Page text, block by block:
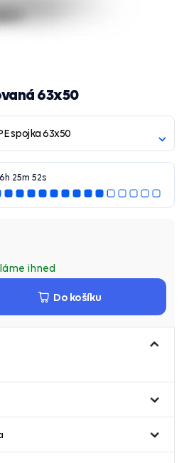
63x50
spojka 63x50
ihned
h 25m 51s
Do košíku